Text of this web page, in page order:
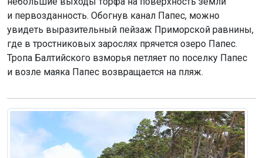
и первозданность. Обогнув канал Папес, можно
увидеть выразительный пейзаж Приморской равнины,
где в тростниковых зарослях прячется озеро Папес.
Тропа Балтийского взморья петляет по поселку Папес
и возле маяка Папес возвращается на пляж.